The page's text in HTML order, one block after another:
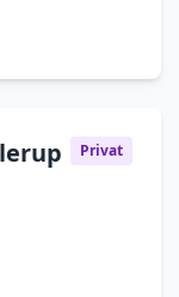
Privat